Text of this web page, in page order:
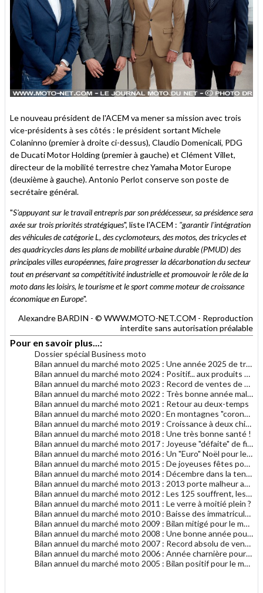
Le nouveau président de l'ACEM va mener sa mission avec trois
vice-présidents à ses côtés : le président sortant Michele
Colaninno (premier à droite ci-dessus), Claudio Domenicali, PDG
de Ducati Motor Holding (premier à gauche) et Clément Villet,
directeur de la mobilité terrestre chez Yamaha Motor Europe
(deuxième à gauche). Antonio Perlot conserve son poste de
secrétaire général.
"S'appuyant sur le travail entrepris par son prédécesseur, sa présidence sera
axée sur trois priorités stratégiques", liste l'ACEM : "garantir l'intégration
des véhicules de catégorie L, des cyclomoteurs, des motos, des tricycles et
des quadricycles dans les plans de mobilité urbaine durable (PMUD) des
principales villes européennes, faire progresser la décarbonation du secteur
tout en préservant sa compétitivité industrielle et promouvoir le rôle de la
moto dans les loisirs, le tourisme et le sport comme moteur de croissance
économique en Europe".
Alexandre BARDIN - © WWW.MOTO-NET.COM - Reproduction
interdite sans autorisation préalable
Pour en savoir plus...:
Dossier spécial Business moto
Bilan annuel du marché moto 2025 : Une année 2025 de transition(s)
Bilan annuel du marché moto 2024 : Positif... aux produits Euro5
Bilan annuel du marché moto 2023 : Record de ventes de grosses motos
Bilan annuel du marché moto 2022 : Très bonne année malgré tout
Bilan annuel du marché moto 2021 : Retour au deux-temps
Bilan annuel du marché moto 2020 : En montagnes "coronavi-russes"
Bilan annuel du marché moto 2019 : Croissance à deux chiffres
Bilan annuel du marché moto 2018 : Une très bonne santé !
Bilan annuel du marché moto 2017 : Joyeuse "défaite" de fin d'année
Bilan annuel du marché moto 2016 : Un "Euro" Noël pour le marché moto
Bilan annuel du marché moto 2015 : De joyeuses fêtes pour le marché moto
Bilan annuel du marché moto 2014 : Décembre dans la tendance générale 2014
Bilan annuel du marché moto 2013 : 2013 porte malheur au marché du motocycle
Bilan annuel du marché moto 2012 : Les 125 souffrent, les gros cubes résistent
Bilan annuel du marché moto 2011 : Le verre à moitié plein ?
Bilan annuel du marché moto 2010 : Baisse des immatriculations en 2010
Bilan annuel du marché moto 2009 : Bilan mitigé pour le marché français de la moto
Bilan annuel du marché moto 2008 : Une bonne année pour le motocycle en France
Bilan annuel du marché moto 2007 : Record absolu de ventes de motocycles en France !
Bilan annuel du marché moto 2006 : Année charnière pour les deux-roues en France ?
Bilan annuel du marché moto 2005 : Bilan positif pour le marché de la moto